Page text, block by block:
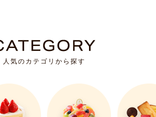
人気のカテゴリから探す